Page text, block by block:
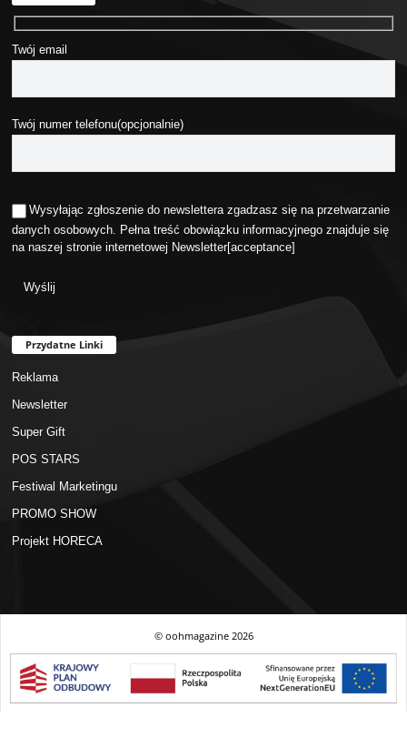
Twój email
Twój numer telefonu(opcjonalnie)
Wysyłając zgłoszenie do newslettera zgadzasz się na przetwarzanie
danych osobowych. Pełna treść obowiązku informacyjnego znajduje się
na naszej stronie internetowej Newsletter[acceptance]
Przydatne Linki
Reklama
Newsletter
Super Gift
POS STARS
Festiwal Marketingu
PROMO SHOW
Projekt HORECA
© oohmagazine2026